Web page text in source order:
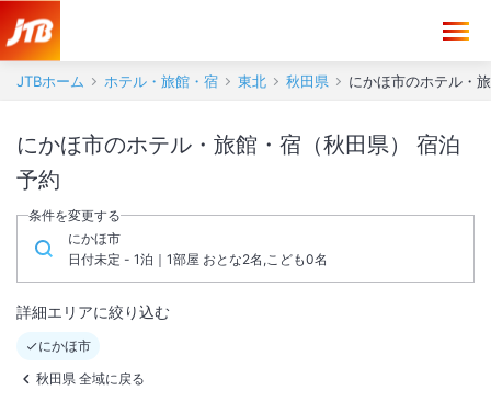
JTBホーム ホテル・旅館・宿 東北 秋田県 にかほ市のホテル・
にかほ市のホテル・旅館・宿（秋田県） 宿泊
予約
条件を変更する
にかほ市
日付未定 - 1泊｜1部屋 おとな2名,こども0名
詳細エリアに絞り込む
にかほ市
秋田県 全域に戻る